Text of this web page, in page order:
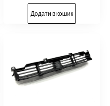
Додати в кошик